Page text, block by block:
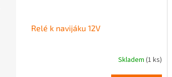
Relé k navijáku 12V
Skladem (1 ks)